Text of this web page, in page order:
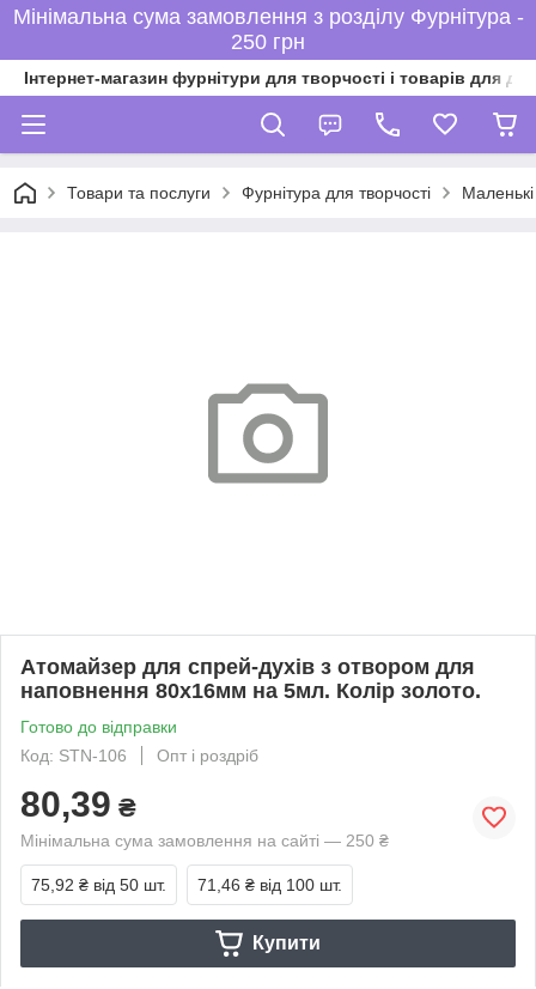
Мінімальна сума замовлення з розділу Фурнітура -
250 грн
Інтернет-магазин фурнітури для творчості і товарів для
Товари та послуги Фурнітура для творчості
Атомайзер для спрей-духів з отвором для
наповнення 80х16мм на 5мл. Колір золото.
Готово до відправки
Код: STN-106
Опт і роздріб
80,39 ₴
Мінімальна сума замовлення на сайті — 250 ₴
75,92 ₴ від 50 шт. 71,46 ₴ від 100 шт.
Купити